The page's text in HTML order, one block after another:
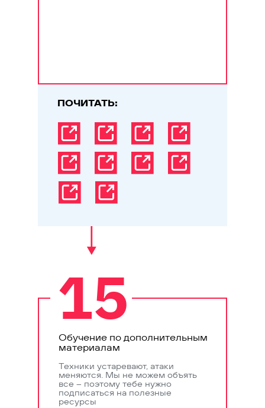
ПОЧИТАТЬ:
15
Обучение по дополнительным
материалам
Техники устаревают, атаки
меняются. Мы не можем объять
все – поэтому тебе нужно
подписаться на полезные
ресурсы